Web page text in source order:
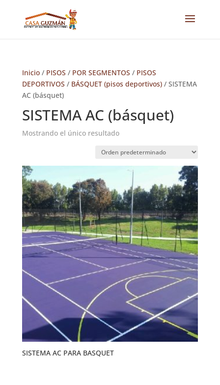
Inicio/ PISOS / POR SEGMENTOS / PISOS
DEPORTIVOS / BÁSQUET (pisos deportivos)/ SISTEMA
AC (básquet)
SISTEMA AC (básquet)
Mostrando el único resultado
SISTEMA AC PARA BASQUET